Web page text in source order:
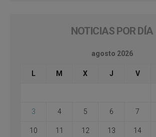
NOTICIAS POR DÍA
agosto 2026
L M X J V
3 4 5 6 7
10 11 12 13 14